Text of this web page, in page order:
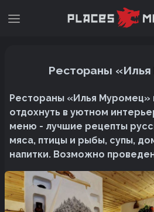
Рестораны
Рестораны «Илья Муромец»
отдохнуть в уютном
меню - лучшие рецепты
мяса, птицы и рыбы, супы,
напитки. Возможно